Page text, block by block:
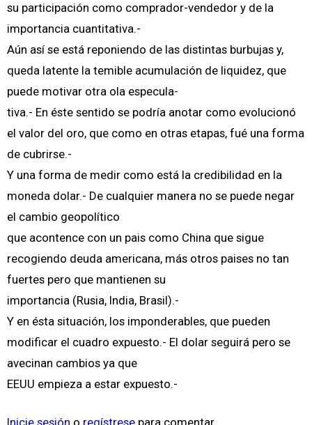
su participación como comprador-vendedor y de la
importancia cuantitativa.-
Aún así se está reponiendo de las distintas burbujas y,
queda latente la temible acumulación de liquidez, que
puede motivar otra ola especula-
tiva.- En éste sentido se podría anotar como evolucionó
el valor del oro, que como en otras etapas, fué una forma
de cubrirse.-
Y una forma de medir como está la credibilidad en la
moneda dolar.- De cualquier manera no se puede negar
el cambio geopolítico
que acontence con un pais como China que sigue
recogiendo deuda americana, más otros paises no tan
fuertes pero que mantienen su
importancia (Rusia, India, Brasil).-
Y en ésta situación, los imponderables, que pueden
modificar el cuadro expuesto.- El dolar seguirá pero se
avecinan cambios ya que
EEUU empieza a estar expuesto.-